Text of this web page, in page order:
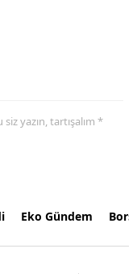
yazın, tartışalım *
Eko Gündem